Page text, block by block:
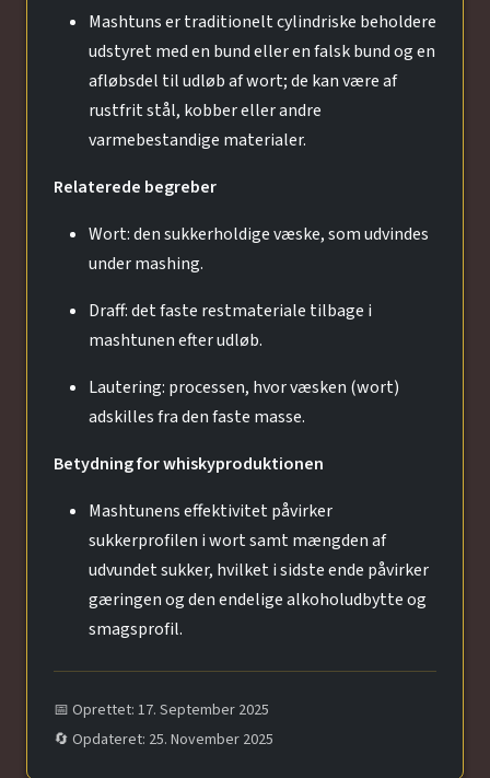
Mashtuns er traditionelt cylindriske beholdere
udstyret med en bund eller en falsk bund og en
afløbsdel til udløb af wort; de kan være af
rustfrit stål, kobber eller andre
varmebestandige materialer.
Relaterede begreber
Wort: den sukkerholdige væske, som udvindes
under mashing.
Draff: det faste restmateriale tilbage i
mashtunen efter udløb.
Lautering: processen, hvor væsken (wort)
adskilles fra den faste masse.
Betydning for whiskyproduktionen
Mashtunens effektivitet påvirker
sukkerprofilen i wort samt mængden af
udvundet sukker, hvilket i sidste ende påvirker
gæringen og den endelige alkoholudbytte og
smagsprofil.
📅 Oprettet: 17. September 2025
🔄 Opdateret: 25. November 2025